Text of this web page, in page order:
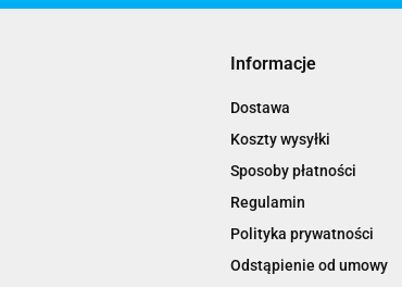
Informacje
Dostawa
Koszty wysyłki
Sposoby płatności
Regulamin
Polityka prywatności
Odstąpienie od umowy